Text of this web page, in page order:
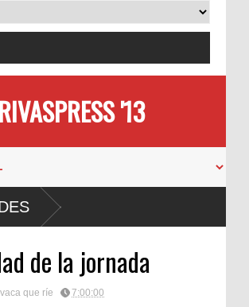
RIVASPRESS '13
de la jornada
que ríe 7:00:00